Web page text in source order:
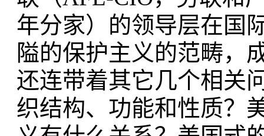
年分家）的领导层在国
隘的保护主义的范畴，
还连带着其它几个相关
织结构、功能和性质？